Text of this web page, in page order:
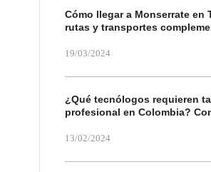
Cómo llegar a Monserrate en
rutas y transportes
19/03/2024
¿Qué tecnólogos requieren
profesional en Colombia?
13/02/2024